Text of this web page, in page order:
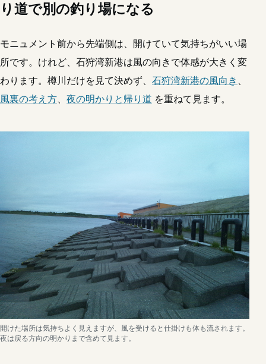
り道で別の釣り場になる
モニュメント前から先端側は、開けていて気持ちがいい場
所です。けれど、石狩湾新港は風の向きで体感が大きく変
わります。樽川だけを見て決めず、 石狩湾新港の風向き 、
風裏の考え方、 夜の明かりと帰り道 を重ねて見ます。
開けた場所は気持ちよく見えますが、風を受けると仕掛けも体も流されます。
夜は戻る方向の明かりまで含めて見ます。